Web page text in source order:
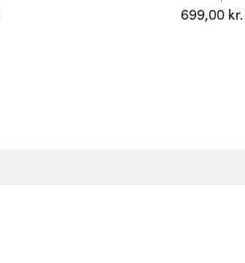
699,00 kr.